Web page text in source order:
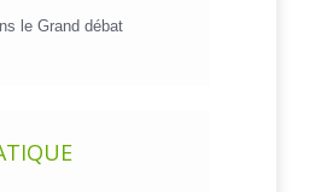
le Grand débat